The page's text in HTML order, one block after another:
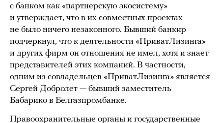
с банком как «партнерскую экосистему»
и утверждает, что в их совместных проектах
не было ничего незаконного. Бывший банкир
подчеркнул, что к деятельности «ПриватЛизинга»
и других фирм он отношения не имел, хотя и знает
представителей этих компаний. В частности,
одним из совладельцев «ПриватЛизинга» является
Сергей Добролет — бывший заместитель
Бабарико в Белгазпромбанке.
Правоохранительные органы и государственные